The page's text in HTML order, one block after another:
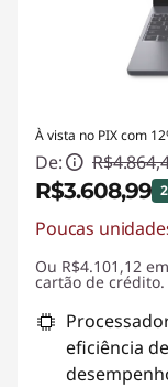
À vista no PIX com
De:
R$3.608,99
Economias
Poucas
Ou R$4.101,12
cartão de crédito.
eficiência